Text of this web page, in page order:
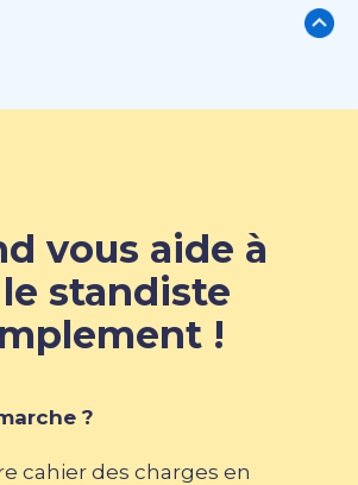
vous aide à
standiste
!
?
cahier des charges en